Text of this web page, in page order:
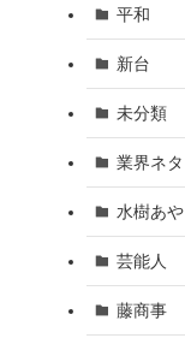
平和
新台
未分類
業界ネタ
水樹あや
芸能人
藤商事